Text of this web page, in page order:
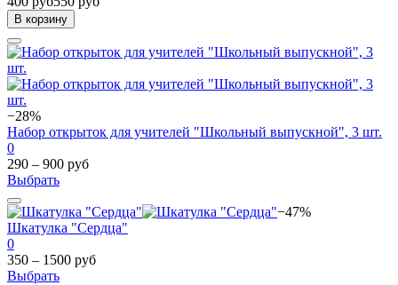
В корзину
−28%
Набор открыток для учителей "Школьный выпускной", 3 шт.
0
290 – 900 руб
Выбрать
−47%
Шкатулка "Сердца"
0
350 – 1500 руб
Выбрать